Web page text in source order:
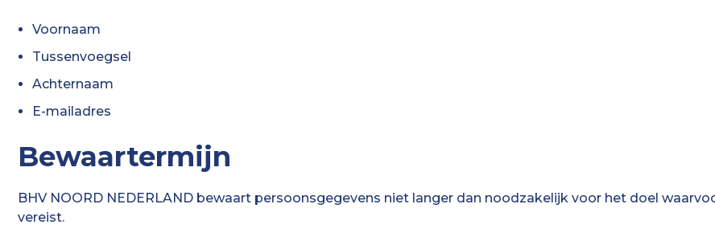
Voornaam
Tussenvoegsel
Achternaam
E-mailadres
Bewaartermijn
BHV NOORD NEDERLAND bewaart persoonsgegevens niet langer dan noodzakelijk voor het doel
vereist.